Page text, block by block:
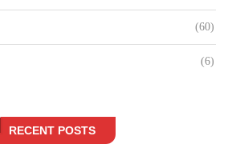
(60)
(6)
RECENT POSTS